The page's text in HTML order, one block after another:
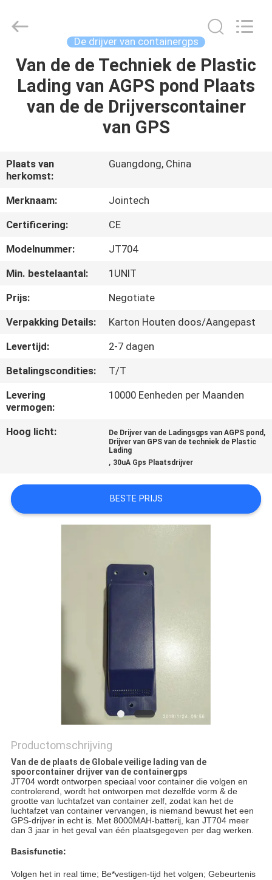
HUIS
PRODUCTEN
SHOW
ONGEVEER
ONS
KWALITEITSCONTROLE
CONTACTEER
VERZOEK
OM EEN
CITAAT
SITEMAP
PRIVACY
Technology
Reserved.
De drijver van containergps
Van de de Techniek de Plastic
Lading van AGPS pond Plaats
van de de Drijverscontainer
van GPS
Plaats van
herkomst:
Guangdong, China
Merknaam:
Jointech
Certificering:
CE
Modelnummer:
JT704
Min. bestelaantal:
1UNIT
Prijs:
Negotiate
Verpakking Details:
Karton Houten doos/Aangepast
Levertijd:
2-7 dagen
Betalingscondities:
T/T
Levering
vermogen:
10000 Eenheden per Maanden
Hoog licht: De Drijver van de Ladingsgps van AGPS pond ,
Drijver van GPS van de techniek de Plastic
Lading
, 30uA Gps Plaatsdrijver
BESTE PRIJS
Productomschrijving
Van de de plaats de Globale veilige lading van de
spoorcontainer drijver van de containergps
JT704 wordt ontworpen speciaal voor container die volgen en
controlerend, wordt het ontworpen met dezelfde vorm & de
grootte van luchtafzet van container zelf, zodat kan het de
luchtafzet van container vervangen, is niemand bewust het een
GPS-drijver in echt is. Met 8000MAH-batterij, kan JT704 meer
dan 3 jaar in het geval van één plaatsgegeven per dag werken.
Basisfunctie:
Volgen het in real time; Be*vestigen-tijd het volgen; Gebeurtenis